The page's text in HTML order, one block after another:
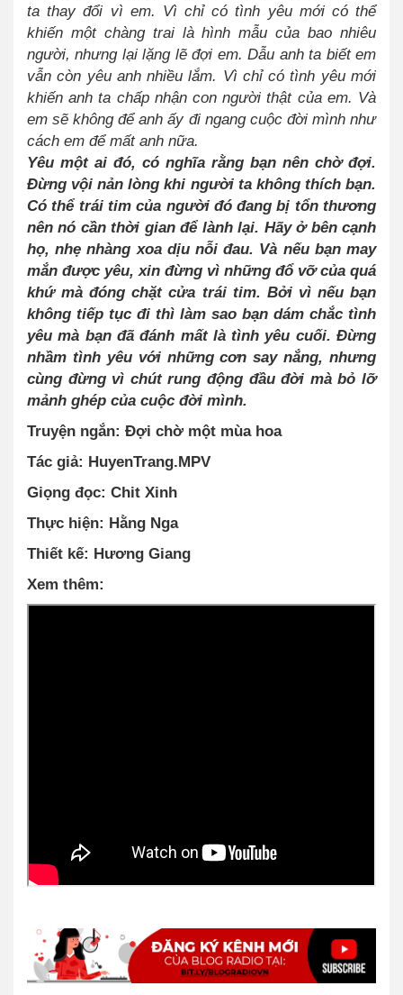
ta thay đổi vì em. Vì chỉ có tình yêu mới có thể
khiến một chàng trai là hình mẫu của bao nhiêu
người, nhưng lại lặng lẽ đợi em. Dẫu anh ta biết em
vẫn còn yêu anh nhiều lắm. Vì chỉ có tình yêu mới
khiến anh ta chấp nhận con người thật của em. Và
em sẽ không để anh ấy đi ngang cuộc đời mình như
cách em để mất anh nữa.
Yêu một ai đó, có nghĩa rằng bạn nên chờ đợi.
Đừng vội nản lòng khi người ta không thích bạn.
Có thể trái tim của người đó đang bị tổn thương
nên nó cần thời gian để lành lại. Hãy ở bên cạnh
họ, nhẹ nhàng xoa dịu nỗi đau. Và nếu bạn may
mắn được yêu, xin đừng vì những đổ vỡ của quá
khứ mà đóng chặt cửa trái tim. Bởi vì nếu bạn
không tiếp tục đi thì làm sao bạn dám chắc tình
yêu mà bạn đã đánh mất là tình yêu cuối. Đừng
nhầm tình yêu với những cơn say nắng, nhưng
cùng đừng vì chút rung động đầu đời mà bỏ lỡ
mảnh ghép của cuộc đời mình.
Truyện ngắn: Đợi chờ một mùa hoa
Tác giả: HuyenTrang.MPV
Giọng đọc: Chit Xinh
Thực hiện: Hằng Nga
Thiết kế: Hương Giang
Xem thêm: